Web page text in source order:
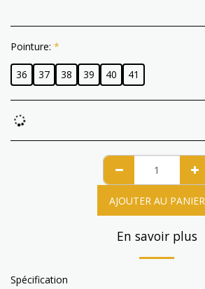
Pointure: *
36 37 38 39 40 41
AJOUTER AU PANIER
En savoir plus
Spécification